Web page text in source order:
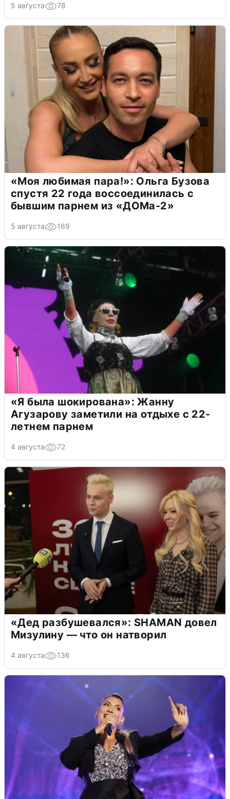
5 августа 78
«Моя любимая пара!»: Ольга Бузова
спустя 22 года воссоединилась с
бывшим парнем из «ДОМа-2»
5 августа 169
«Я была шокирована»: Жанну
Агузарову заметили на отдыхе с 22-
летнем парнем
4 августа 72
«Дед разбушевался»: SHAMAN довел
Мизулину — что он натворил
4 августа 136